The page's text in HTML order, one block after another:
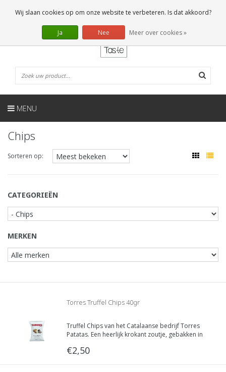
0 Artikelen
NL
MENU
Chips
Sorteren op:
CATEGORIEËN
MERKEN
Torres Truffel Chips 40gr
Truffel Chips van het Catalaanse bedrijf Torres
Patatas. Een heerlijk krokant zoutje, gebakken in
van zwarte zomertruffel. Inhoud 40 gram
€2,50
Wij slaan cookies op om onze website te verbeteren. Is dat akkoord?
Ja Nee Meer over cookies »